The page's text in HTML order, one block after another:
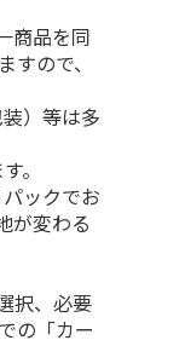
商品を同
ので、
）等は多
。
ックでお
が変わる
択、必要
の「カー